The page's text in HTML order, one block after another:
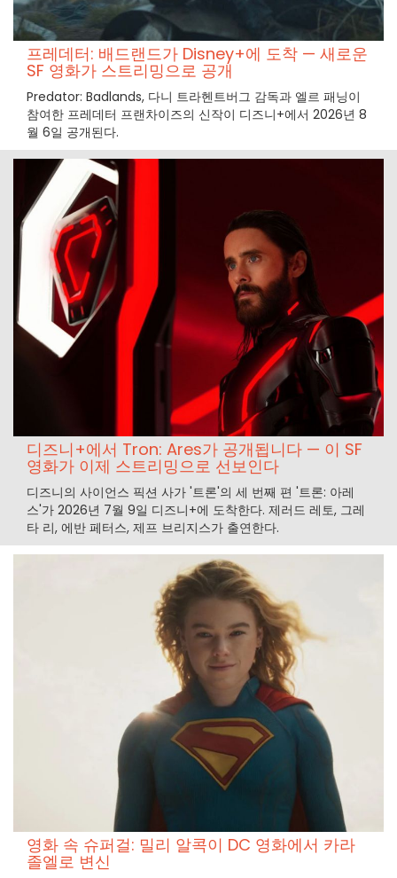
프레데터: 배드랜드가 Disney+에 도착 — 새로운
SF 영화가 스트리밍으로 공개
Predator: Badlands, 다니 트라헨트버그 감독과 엘르 패닝이
참여한 프레데터 프랜차이즈의 신작이 디즈니+에서 2026년 8
월 6일 공개된다.
디즈니+에서 Tron: Ares가 공개됩니다 — 이 SF
영화가 이제 스트리밍으로 선보인다
디즈니의 사이언스 픽션 사가 '트론'의 세 번째 편 '트론: 아레
스'가 2026년 7월 9일 디즈니+에 도착한다. 제러드 레토, 그레
타 리, 에반 페터스, 제프 브리지스가 출연한다.
영화 속 슈퍼걸: 밀리 알콕이 DC 영화에서 카라
졸엘로 변신